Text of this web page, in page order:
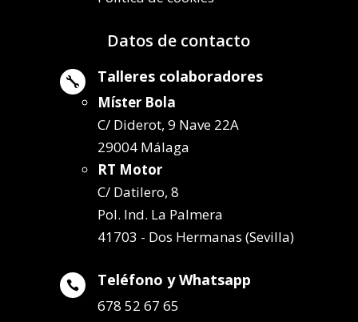
Datos de contacto
 Talleres colaboradores
Míster Bola
C/ Diderot, 9 Nave 22A
29004 Málaga
RT Motor
C/ Datilero, 8
Pol. Ind. La Palmera
41703 - Dos Hermanas (Sevilla)
 Teléfono y Whatsapp
678 52 67 65